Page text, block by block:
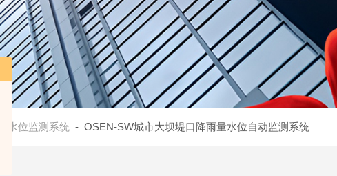
水位监测系统 - OSEN-SW城市大坝堤口降雨量水位自动监测系统